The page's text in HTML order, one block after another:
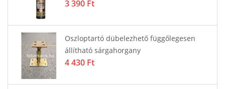
3 390 Ft
Oszloptartó dübelezhető függőlegesen
állítható sárgahorgany
4 430 Ft